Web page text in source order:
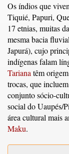
Os índios que
Tiquié, Papuri,
17 etnias, muitas
mesma bacia
Japurá), cujo
indígenas falam
Tarianatêm
trocas, que
conjunto sócio-
social do Uaupés/
área cultural mais
Maku.